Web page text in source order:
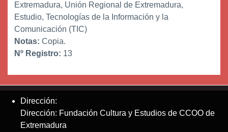
Extremadura, Unión Regional de Extremadura,
Estudio, Tecnologías de la Información y la
Comunicación (TIC)
Notas: Copia.
Nº Registro: 13
Dirección:
Dirección: Fundación Cultura y Estudios de CCOO de
Extremadura